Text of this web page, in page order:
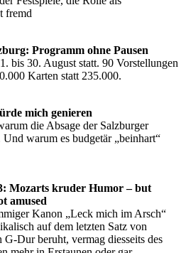
fremd
Programm ohne Pausen
bis 30. August statt. 90 Vorstellungen
Karten statt 235.000.
mich genieren
die Absage der Salzburger
warum es budgetär „beinhart“
Mozarts kruder Humor – but
amused
Kanon „Leck mich im Arsch“
auf dem letzten Satz von
Dur beruht, vermag diesseits des